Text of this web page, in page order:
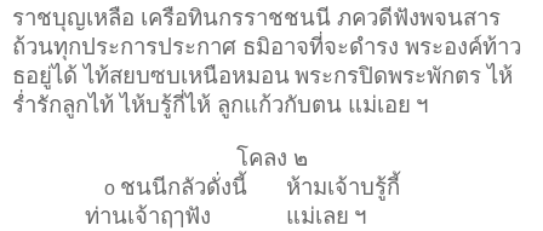
ราชบุญเหลือ เครือทินกรราชชนนี ภควดีฟังพจนสาร
ถ้วนทุกประการประกาศ ธมิอาจที่จะดำรง พระองค์ท้าว
ธอยู่ได้ ไท้สยบซบเหนือหมอนพระกรปิดพระพักตร ไห้
ร่ำรักลูกไท้ ไห้บรู้กี่ไห้ ลูกแก้วกับตน แม่เอย ฯ
โคลง ๒
o ชนนีกลัวดั่งนี้
ห้ามเจ้าบรู้กี้
ท่านเจ้าฤๅฟัง
แม่เลย ฯ